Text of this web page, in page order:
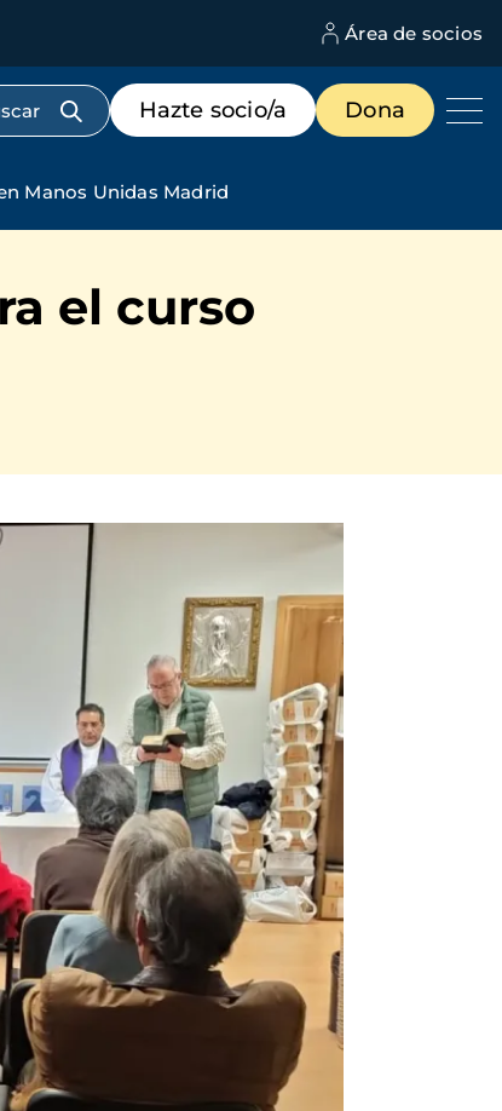
Área de socios
Menú
de
destacados
Hazte socio/a Dona
Manos Unidas Madrid
el curso